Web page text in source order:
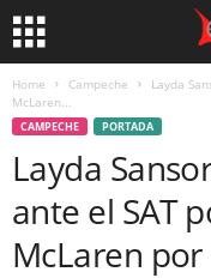
Home Campeche
Layda
McLaren...
CAMPECHE PORTADA
Layda
ante el SAT
McLaren